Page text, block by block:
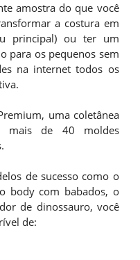
amostra do que você
a costura em
principal) ou ter um
para os pequenos sem
na internet todos os
uma coletânea
mais de 40 moldes
de sucesso como o
body com babados, o
de dinossauro, você
de: